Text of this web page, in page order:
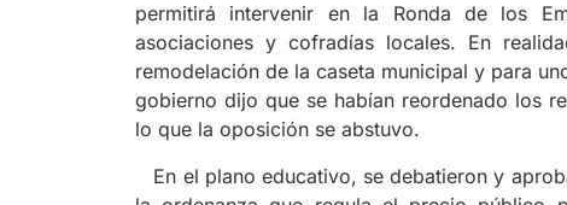
permitirá intervenir en la Ronda de los
asociaciones y cofradías locales. En
remodelación de la caseta municipal y para
gobierno dijo que se habían reordenado los
lo que la oposición se abstuvo.
En el plano educativo, se debatieron y